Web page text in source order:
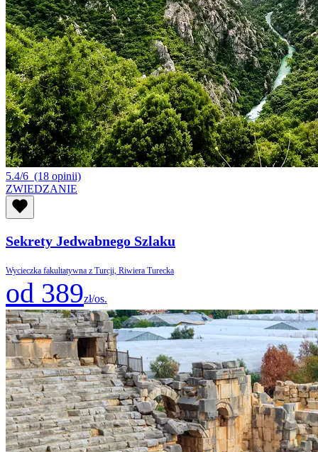
5.4/6 (18 opinii)
ZWIEDZANIE
Sekrety Jedwabnego Szlaku
Wycieczka fakultatywna z Turcji, Riwiera Turecka
od 389zł/os.